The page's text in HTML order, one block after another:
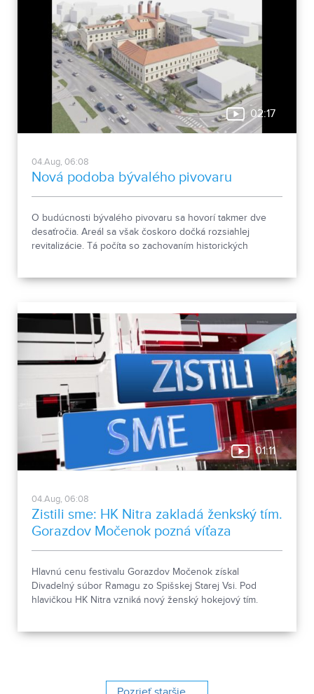
02:17
04.Aug, 06:08
Nová podoba bývalého pivovaru
O budúcnosti bývalého pivovaru sa hovorí takmer dve
desaťročia. Areál sa však čoskoro dočká rozsiahlej
revitalizácie. Tá počíta so zachovaním historických
01:11
04.Aug, 06:08
Zistili sme: HK Nitra zakladá ženkský tím.
Gorazdov Močenok pozná víťaza
Hlavnú cenu festivalu Gorazdov Močenok získal
Divadelný súbor Ramagu zo Spišskej Starej Vsi. Pod
hlavičkou HK Nitra vzniká nový ženský hokejový tím.